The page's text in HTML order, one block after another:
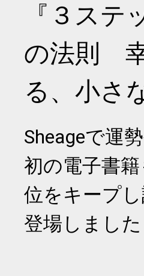
『３ス
の法則
る、小さ
Sheageで運
初の電子書
位をキープ
登場しまし